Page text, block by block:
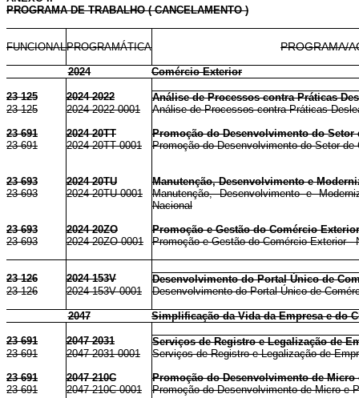
PROGRAMA DE TRABALHO ( CANCELAMENTO )
FUNCIONALPROGRAMÁTICA PROGRAMA/
2024 Comércio Exterior
23 125 2024 2022
Análise de Processos contra Práticas
23 125
2024 2022 0001
Análise de Processos contra Práticas
23 691
2024 20TT
Promoção do Desenvolvimento do Setor
23 691
2024 20TT 0001 Promoção do Desenvolvimento do Setor
23 693 2024 20TU
Manutenção, Desenvolvimento e
23 693
2024 20TU 0001
Manutenção, Desenvolvimento e
Nacional
23 693
2024 20ZO
Promoção e Gestão do Comércio Exterior
23 693
2024 20ZO 0001 Promoção e Gestão do Comércio Exterior -
23 126 2024 153V
Desenvolvimento do Portal Único de
23 126
2024 153V 0001 Desenvolvimento do Portal Único de
2047 Simplificação da Vida da Empresa e do
23 691 2047 2031
Serviços de Registro e Legalização de
23 691
2047 2031 0001
Serviços de Registro e Legalização de
23 691
2047 210C
Promoção do Desenvolvimento de Micro
23 691
2047 210C 0001 Promoção do Desenvolvimento de Micro e